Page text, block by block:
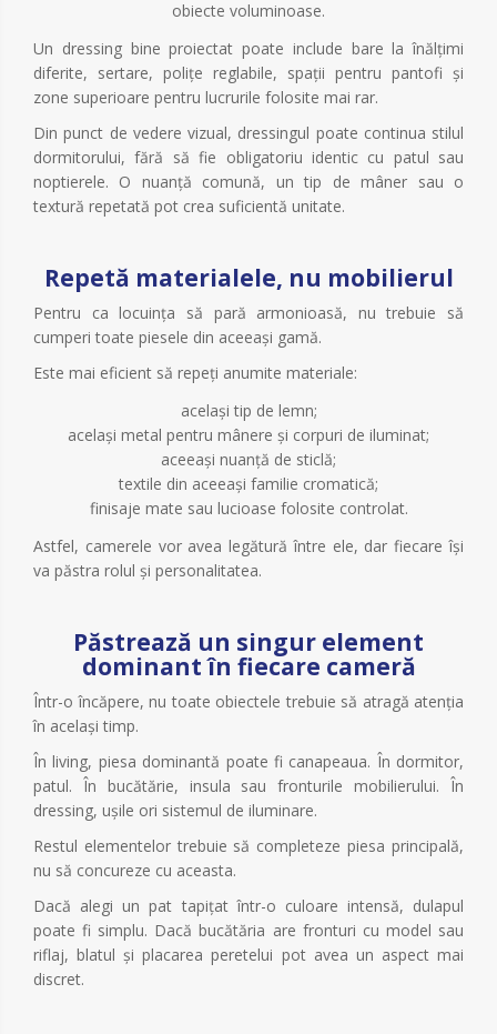
obiecte voluminoase.
Un dressing bine proiectat poate include bare la înălțimi
diferite, sertare, polițe reglabile, spații pentru pantofi și
zone superioare pentru lucrurile folosite mai rar.
Din punct de vedere vizual, dressingul poate continua stilul
dormitorului, fără să fie obligatoriu identic cu patul sau
noptierele. O nuanță comună, un tip de mâner sau o
textură repetată pot crea suficientă unitate.
Repetă materialele, nu mobilierul
Pentru ca locuința să pară armonioasă, nu trebuie să
cumperi toate piesele din aceeași gamă.
Este mai eficient să repeți anumite materiale:
același tip de lemn;
același metal pentru mânere și corpuri de iluminat;
aceeași nuanță de sticlă;
textile din aceeași familie cromatică;
finisaje mate sau lucioase folosite controlat.
Astfel, camerele vor avea legătură între ele, dar fiecare își
va păstra rolul și personalitatea.
Păstrează un singur element
dominant în fiecare cameră
Într-o încăpere, nu toate obiectele trebuie să atragă atenția
în același timp.
În living, piesa dominantă poate fi canapeaua. În dormitor,
patul. În bucătărie, insula sau fronturile mobilierului. În
dressing, ușile ori sistemul de iluminare.
Restul elementelor trebuie să completeze piesa principală,
nu să concureze cu aceasta.
Dacă alegi un pat tapițat într-o culoare intensă, dulapul
poate fi simplu. Dacă bucătăria are fronturi cu model sau
riflaj, blatul și placarea peretelui pot avea un aspect mai
discret.